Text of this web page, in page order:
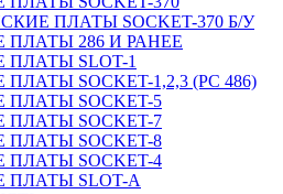
ПЛАТЫ SOCKET-370 Б/У
286 И РАНЕЕ
SLOT-1
SOCKET-1,2,3 (PC 486)
SOCKET-5
SOCKET-7
SOCKET-8
SOCKET-4
SLOT-A